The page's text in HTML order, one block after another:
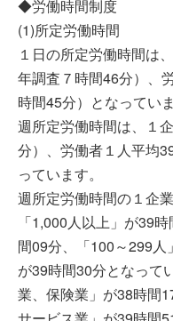
◆労働時間制度
(1)所定労働時間
１日の所定労働時間は
年調査７時間46分）、
時間45分）となっていま
週所定労働時間は、１
分）、労働者１人平均
っています。
週所定労働時間の１企
「1,000人以上」が39
間09分、「100～299人
が39時間30分となって
業、保険業」が38時間